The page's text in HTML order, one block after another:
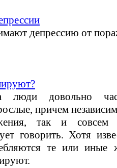
депрессию от
люди довольно
причем
так и
говорить. Хотя
те или иные